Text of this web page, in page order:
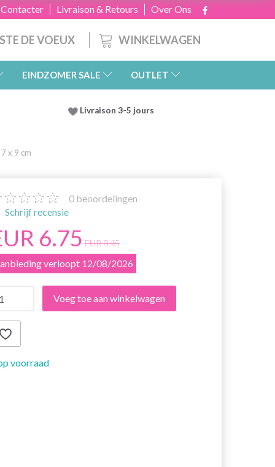
Over Ons
Livraison & Retours
WINKELWAGEN
DE VOEUX
EINDZOMER SALE OUTLET
Livraison 3-5 jours
x 9 cm
0 beoordelingen
Schrijf recensie
6.75 EUR 8.45
verloopt 12/08/2026
Voeg toe aan winkelwagen
voorraad